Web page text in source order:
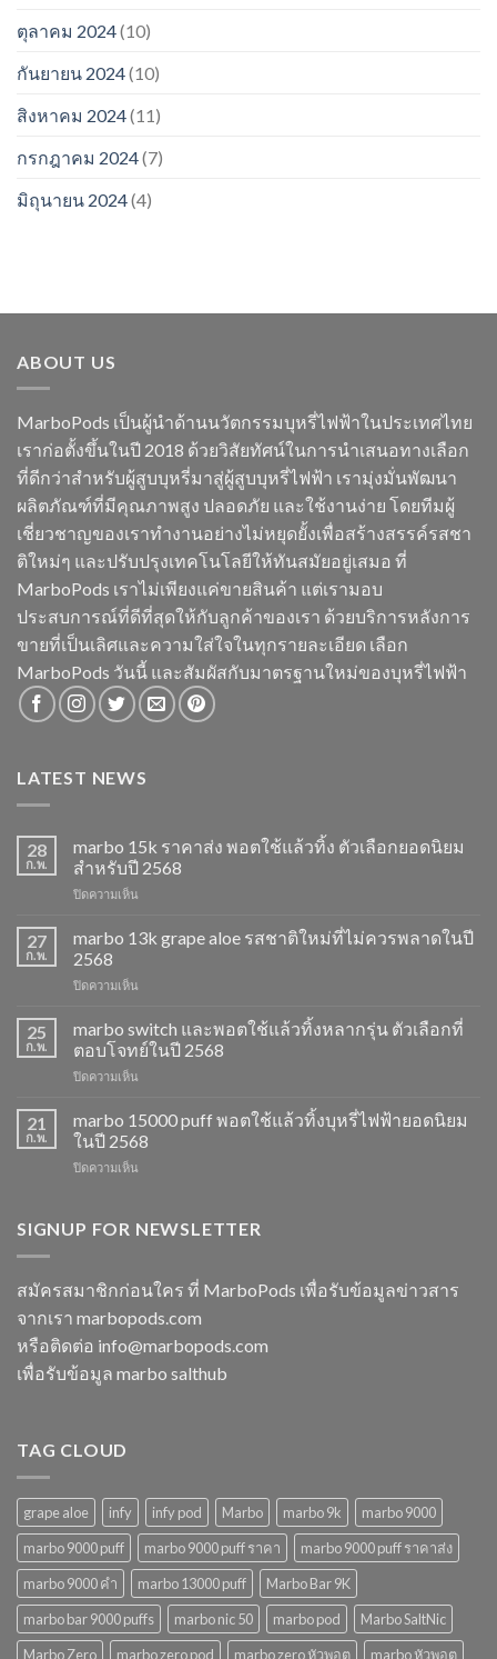
ตุลาคม 2024(10)
กันยายน 2024(10)
สิงหาคม 2024(11)
กรกฎาคม 2024(7)
มิถุนายน 2024(4)
ABOUT US
MarboPods เป็นผู้นำด้านนวัตกรรมบุหรี่ไฟฟ้าในประเทศไทย
เราก่อตั้งขึ้นในปี 2018 ด้วยวิสัยทัศน์ในการนำเสนอทางเลือก
ที่ดีกว่าสำหรับผู้สูบบุหรี่มาสู่ผู้สูบบุหรี่ไฟฟ้า เรามุ่งมั่นพัฒนา
ผลิตภัณฑ์ที่มีคุณภาพสูง ปลอดภัย และใช้งานง่าย โดยทีมผู้
เชี่ยวชาญของเราทำงานอย่างไม่หยุดยั้งเพื่อสร้างสรรค์รสชา
ติใหม่ๆ และปรับปรุงเทคโนโลยีให้ทันสมัยอยู่เสมอ ที่
MarboPods เราไม่เพียงแค่ขายสินค้า แต่เรามอบ
ประสบการณ์ที่ดีที่สุดให้กับลูกค้าของเรา ด้วยบริการหลังการ
ขายที่เป็นเลิศและความใส่ใจในทุกรายละเอียด เลือก
MarboPods วันนี้ และสัมผัสกับมาตรฐานใหม่ของบุหรี่ไฟฟ้า
LATEST NEWS
28
ก.พ.
marbo 15k ราคาส่ง พอตใช้แล้วทิ้ง ตัวเลือกยอดนิยม
สำหรับปี 2568
ปิดความเห็น
15k
ราคา
พอต
แล้ว
ทิ้ง
เลือก
นิยม
สำหรับ
2568
27
ก.พ.
marbo 13k grape aloe รสชาติใหม่ที่ไม่ควรพลาดในปี
2568
ปิดความเห็น
13k
grape
aloe
รสชาติ
ที่
ไม่
พลาด
25
ก.พ.
marbo switch และพอตใช้แล้วทิ้งหลากรุ่น ตัวเลือกที่
ตอบโจทย์ในปี 2568
ปิดความเห็น
switch
และ
พอต
ใช้
หลาก
เลือก
ที่
ตอบ
โจทย์
ในปี
2568
21
ก.พ.
marbo 15000 puff พอตใช้แล้วทิ้งบุหรี่ไฟฟ้ายอดนิยม
ในปี 2568
ปิดความเห็น
puff
แล้ว
ทิ้ง
บุหรี่
ยอด
นิยม
SIGNUP FOR NEWSLETTER
สมัครสมาชิกก่อนใคร ที่ MarboPods เพื่อรับข้อมูลข่าวสาร
จากเรา marbopods.com
หรือติดต่อ info@marbopods.com
เพื่อรับข้อมูล marbo salthub
TAG CLOUD
grape aloe infy infy pod Marbo marbo 9k
marbo 9000
marbo 9000 puff
marbo 9000 puff ราคา
marbo 9000 puff ราคาส่ง
marbo 9000 คํา
marbo 13000 puff
Marbo Bar 9K
marbo bar 9000 puffs
marbo nic 50 marbo pod
Marbo SaltNic
Marbo Zero
marbo zero pod marbo zero หัวพอต marbo หัวพอต